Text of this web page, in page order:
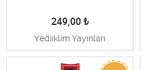
249,00₺
Yediiklim Yayınları